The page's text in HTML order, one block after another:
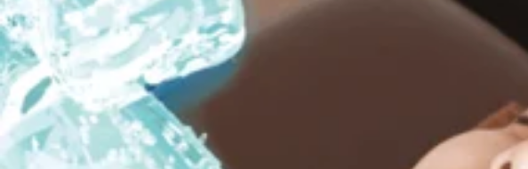
『肩甲骨ストレッチ＆骨盤ストレッチ』をとり入れたリラク系ボディケア♪
マッサージとは違うボディケアで、お身体リフレッシュ♪
Re.Ra.Ku イトーヨーカドー曳舟店
〈営業時間>